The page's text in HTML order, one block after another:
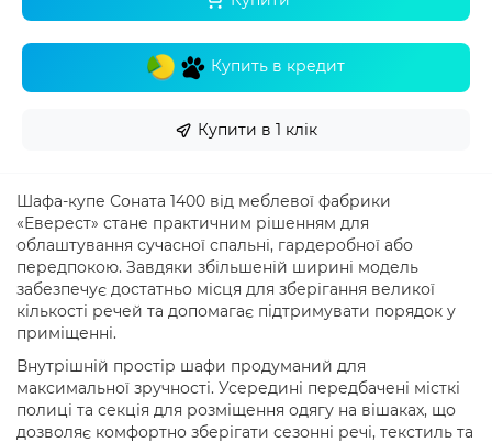
Купить в кредит
Купити в 1 клік
Шафа-купе Соната 1400 від меблевої фабрики
«Еверест» стане практичним рішенням для
облаштування сучасної спальні, гардеробної або
передпокою. Завдяки збільшеній ширині модель
забезпечує достатньо місця для зберігання великої
кількості речей та допомагає підтримувати порядок у
приміщенні.
Внутрішній простір шафи продуманий для
максимальної зручності. Усередині передбачені місткі
полиці та секція для розміщення одягу на вішаках, що
дозволяє комфортно зберігати сезонні речі, текстиль та